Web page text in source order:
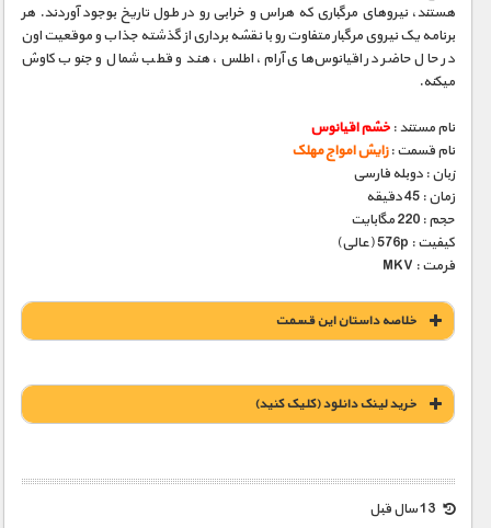
هستند، نیروهای مرگباری که هراس و خرابی رو در طول تاریخ بوجود آوردند. هر
برنامه یک نیروی مرگبار متفاوت رو با نقشه برداری از گذشته جذاب و موقعیت اون
در حال حاضر در اقیانوس‌های آرام، اطلس، هند و قطب شمال و جنوب کاوش
میکنه.
نام مستند : خشم اقیانوس
نام قسمت :زایش امواج مهلک
زبان : دوبله فارسی
زمان : 45 دقیقه
حجم : 220 مگابایت
کیفیت : 576p (عالی)
فرمت : MKV
خلاصه داستان این قسمت
خريد لينک دانلود (کليک کنيد)
1900 تومان – خريد لينک دانلود (افزودن به سبد خريد)